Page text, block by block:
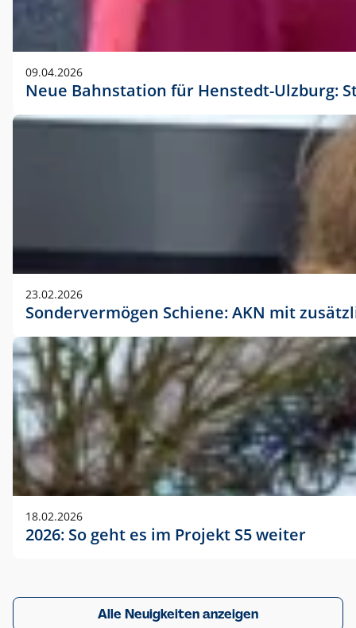
09.04.2026
Neue Bahnstation für Henstedt-Ulzburg:
23.02.2026
Sondervermögen Schiene: AKN mit
18.02.2026
2026: So geht es im Projekt S5 weiter
Alle Neuigkeiten anzeigen